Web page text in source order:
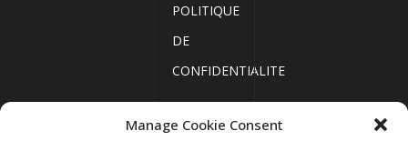
Manage Cookie Consent
POLITIQUE
DE
CONFIDENTIALITE